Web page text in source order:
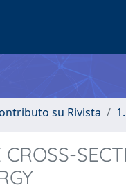
su Rivista
CROSS-